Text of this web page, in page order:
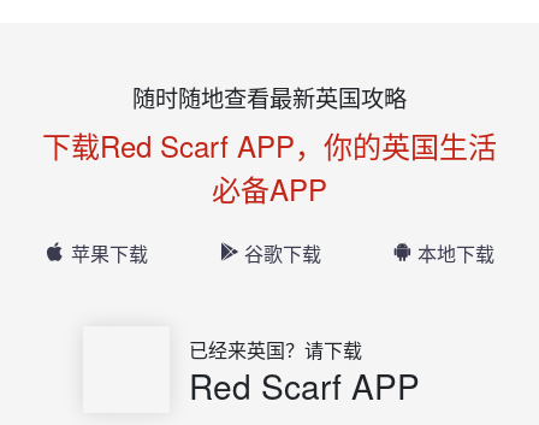
随时随地查看最新英国攻略
下载Red Scarf APP，你的英国生活
必备APP
苹果下载 谷歌下载 本地下载
已经来英国？请下载
Red Scarf APP